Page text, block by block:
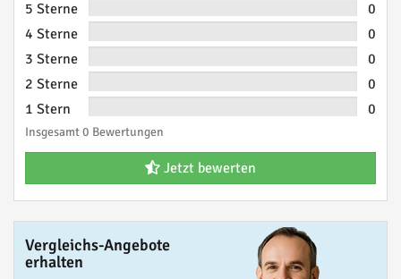
5 Sterne
0
4 Sterne
0
3 Sterne
0
2 Sterne
0
1 Stern
0
Insgesamt 0 Bewertungen
Jetzt bewerten
Vergleichs-Angebote
erhalten